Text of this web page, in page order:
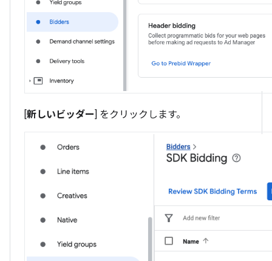
[新しいビッダー] をクリックします。